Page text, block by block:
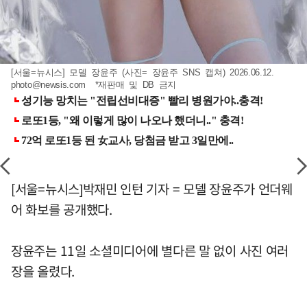
[서울=뉴시스] 모델 장윤주 (사진= 장윤주 SNS 캡쳐) 2026.06.12.
photo@newsis.com *재판매 및 DB 금지
[서울=뉴시스]박재민 인턴 기자 = 모델 장윤주가 언더웨
어 화보를 공개했다.
장윤주는 11일 소셜미디어에 별다른 말 없이 사진 여러
장을 올렸다.